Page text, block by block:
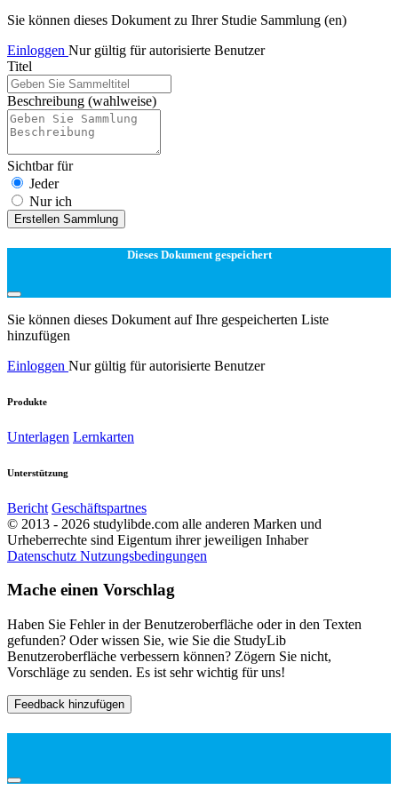
Sie können dieses Dokument zu Ihrer Studie Sammlung (en)
Einloggen Nur gültig für autorisierte Benutzer
Titel
Beschreibung (wahlweise)
Sichtbar für
Jeder
Nur ich
Erstellen Sammlung
Dieses Dokument gespeichert
Sie können dieses Dokument auf Ihre gespeicherten Liste
hinzufügen
Einloggen Nur gültig für autorisierte Benutzer
Produkte
Unterlagen Lernkarten
Unterstützung
Bericht Geschäftspartnes
© 2013 - 2026 studylibde.com alle anderen Marken und
Urheberrechte sind Eigentum ihrer jeweiligen Inhaber
Datenschutz Nutzungsbedingungen
Mache einen Vorschlag
Haben Sie Fehler in der Benutzeroberfläche oder in den Texten
gefunden? Oder wissen Sie, wie Sie die StudyLib
Benutzeroberfläche verbessern können? Zögern Sie nicht,
Vorschläge zu senden. Es ist sehr wichtig für uns!
Feedback hinzufügen